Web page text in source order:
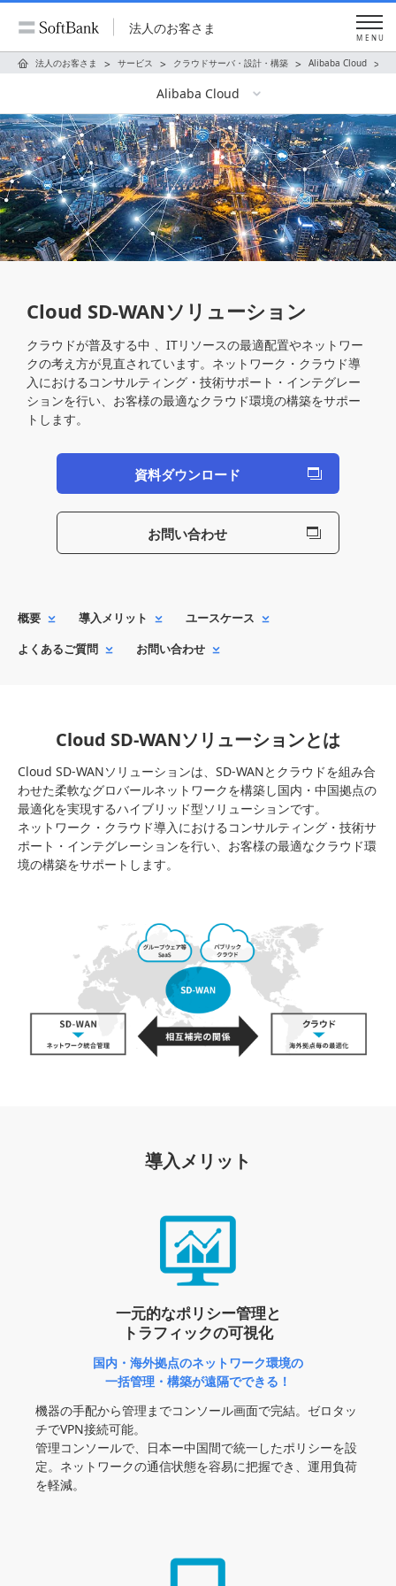
法人のお客さま
MENU
法人のお客さま サービス クラウドサーバ・設計・構築 Alibaba Cloud
Alibaba Cloud
Cloud SD-WANソリューション
クラウドが普及する中 、ITリソースの最適配置やネットワー
クの考え方が見直されています。ネットワーク・クラウド導
入におけるコンサルティング・技術サポート・インテグレー
ションを行い、お客様の最適なクラウド環境の構築をサポー
トします。
資料ダウンロード
お問い合わせ
概要 導入メリット
ユースケース
よくあるご質問
お問い合わせ
Cloud SD-WANソリューションとは
Cloud SD-WANソリューションは、SD-WANとクラウドを組み合
わせた柔軟なグロバールネットワークを構築し国内・中国拠点の
最適化を実現するハイブリッド型ソリューションです。
ネットワーク・クラウド導入におけるコンサルティング・技術サ
ポート・インテグレーションを行い、お客様の最適なクラウド環
境の構築をサポートします。
導入メリット
一元的なポリシー管理と
トラフィックの可視化
国内・海外拠点のネットワーク環境の
一括管理・構築が遠隔でできる！
機器の手配から管理までコンソール画面で完結。ゼロタッ
チでVPN接続可能。
管理コンソールで、日本ー中国間で統一したポリシーを設
定。ネットワークの通信状態を容易に把握でき、運用負荷
を軽減。